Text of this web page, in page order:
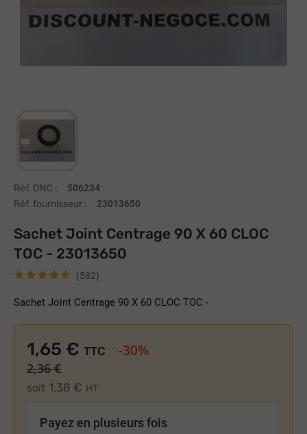
Réf. DNC : 506234
Réf. fournisseur : 23013650
Sachet Joint Centrage 90 X 60 CLOC
TOC - 23013650
(582)
Sachet Joint Centrage 90 X 60 CLOC TOC -
1,65 €
soit 1,38 € HT
TTC -30%
2,36 €
Payez en plusieurs fois